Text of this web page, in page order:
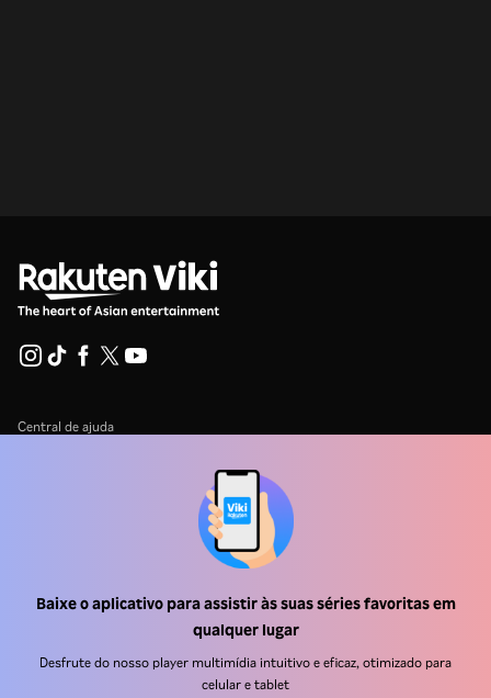
Baixe o aplicativo para assistir às suas séries favoritas em
qualquer lugar
Desfrute do nosso player multimídia intuitivo e eficaz, otimizado para
celular e tablet
Central de ajuda